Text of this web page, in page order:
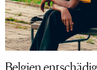
Belgien